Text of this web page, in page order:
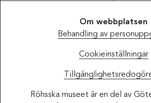
Om webbplatsen
Behandling av
Cookieinställningar
Röhsska museet är en del av